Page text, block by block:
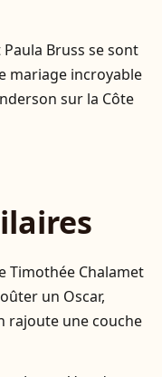
Paula Bruss se sont
mariage incroyable
sur la Côte
Timothée Chalamet
un Oscar,
rajoute une couche